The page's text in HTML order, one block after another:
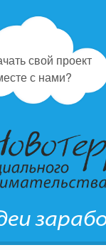
свой проект
с нами?